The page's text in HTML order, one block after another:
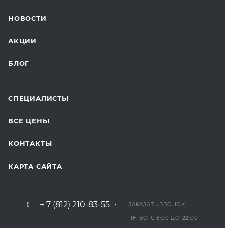
ДЛЯ БУДУЩИХ МАМ
НОВОСТИ
АКЦИИ
БЛОГ
СПЕЦИАЛИСТЫ
ВСЕ ЦЕНЫ
КОНТАКТЫ
КАРТА САЙТА
+ 7 (812) 210-83-55 ЗАКАЗАТЬ ЗВОНОК
ПН-ВС: С 8:00 ДО 22:00